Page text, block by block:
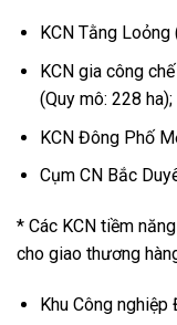
KCN Tằng Loỏng
KCN gia công
(Quy mô: 228 ha);
KCN Đông Phố
Cụm CN Bắc
* Các KCN tiềm
cho giao thương
Khu Công